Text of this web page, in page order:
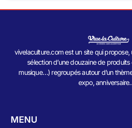
vivelaculture.com est un site qui propose,
sélection d’une douzaine de produits
musique…) regroupés autour d’un
expo,
MENU